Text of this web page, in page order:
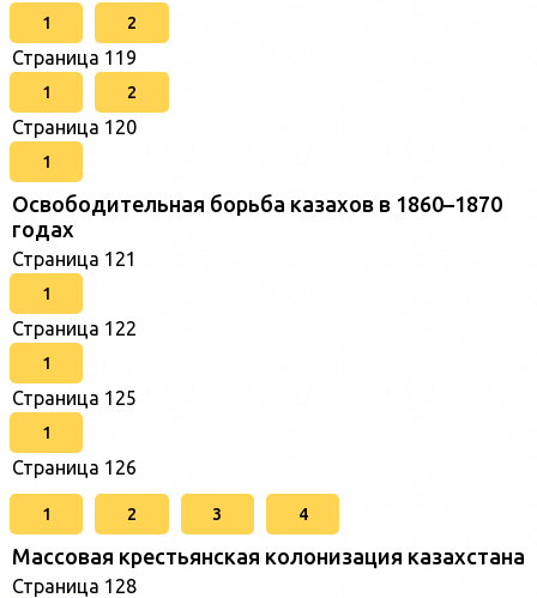
1 2
Страница 119
1 2
Страница 120
1
Освободительная борьба казахов в 1860–1870
годах
Страница 121
1
Страница 122
1
Страница 125
1
Страница 126
1 2 3 4
Массовая крестьянская колонизация казахстана
Страница 128